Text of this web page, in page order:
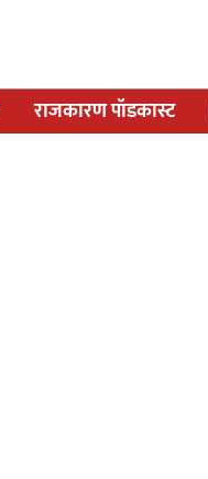
राजकारण पॉडकास्ट